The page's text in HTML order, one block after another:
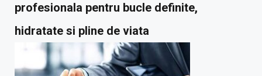
profesionala pentru bucle definite,
hidratate si pline de viata